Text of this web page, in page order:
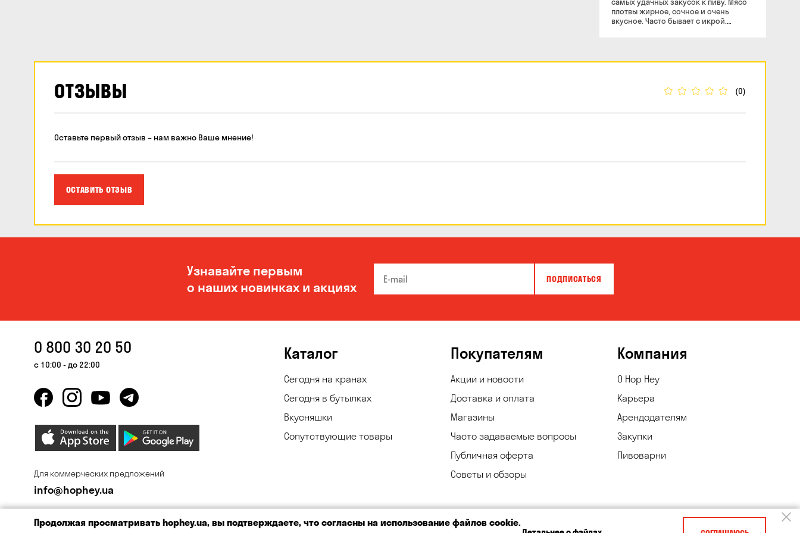
плотвы жирное, сочное и очень
вкусное. Часто бывает с икрой.
ОТЗЫВЫ (0)
Оставьте первый отзыв – нам важно Ваше мнение!
ОСТАВИТЬ ОТЗЫВ
Узнавайте первым
о наших новинках и акциях
ПОДПИСАТЬСЯ
0 800 30 20 50
с 10:00 - до 22:00
Для коммерческих предложений
info@hophey.ua
Каталог
Сегодня на кранах
Сегодня в бутылках
Вкусняшки
Сопутствующие товары
Покупателям
Акции и новости
Доставка и оплата
Магазины
Часто задаваемые вопросы
Публичная оферта
Советы и обзоры
Компания
О Hop Hey
Карьера
Арендодателям
Закупки
Пивоварни
© «Hop Hey» 2026
Продолжая просматривать hophey.ua, вы подтверждаете, что согласны на использование файлов cookie.